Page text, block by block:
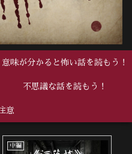
意味が分かると怖い話を読もう！
不思議な話を読もう！
意
中編